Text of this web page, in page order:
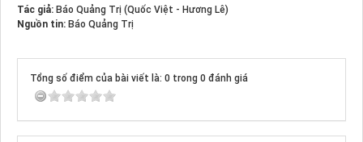
Tác giả: Báo Quảng Trị (Quốc Việt - Hương Lê)
Nguồn tin: Báo Quảng Trị
Tổng số điểm của bài viết là: 0 trong 0 đánh giá